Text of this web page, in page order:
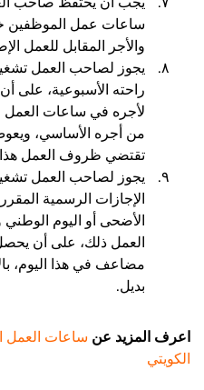
ساعات عمل الموظفين
والأجر المقابل للعمل
يجوز لصاحب العمل
راحته الأسبوعية، على
من أجره الأساسي،
تقتضي ظروف العمل هذا
يجوز لصاحب العمل
الإجازات الرسمية
الأضحى أو اليوم
العمل ذلك، على أن
مضاعف في هذا اليوم،
بديل.
اعرف المزيد عن ساعات العمل
الكويتي